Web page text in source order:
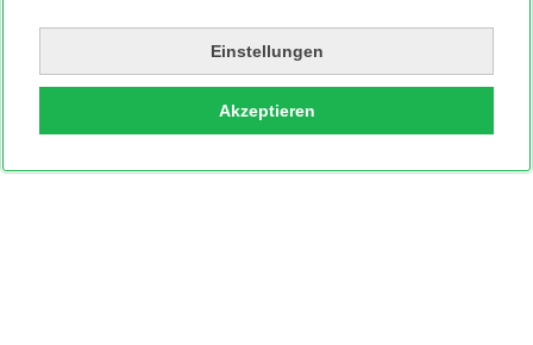
Einstellungen
Akzeptieren